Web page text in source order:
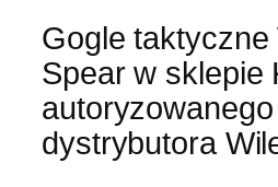
z
n
e
W
i
Gogle taktyczne
Spear w sklepie
autoryzowanego
dystrybutora